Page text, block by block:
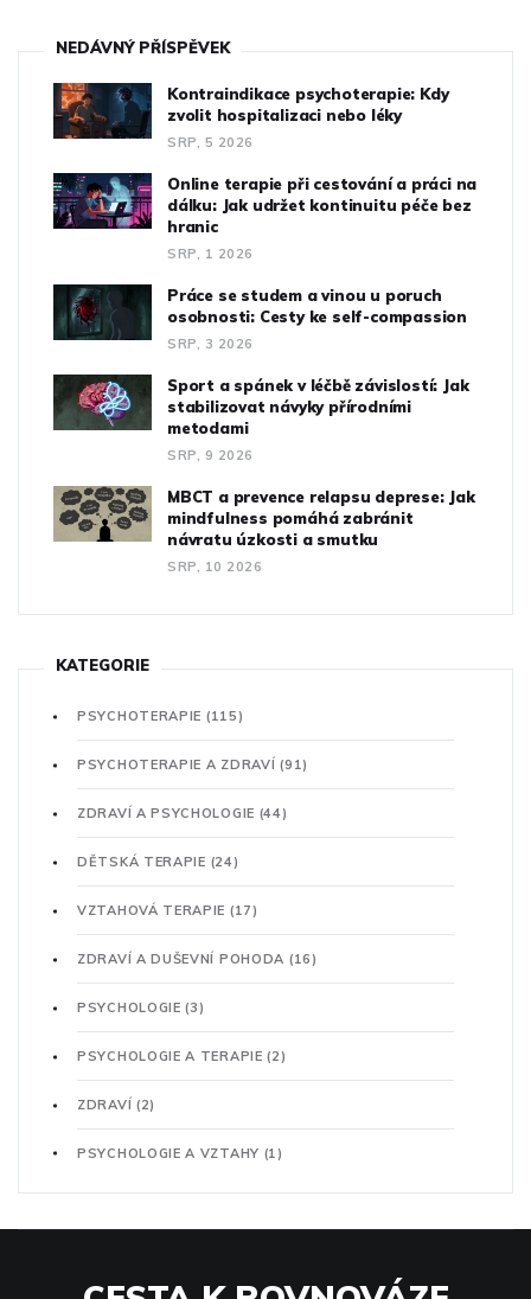
NEDÁVNÝ PŘÍSPĚVEK
Kontraindikace psychoterapie: Kdy
zvolit hospitalizaci nebo léky
SRP, 5 2026
Online terapie při cestování a práci na
dálku: Jak udržet kontinuitu péče bez
hranic
SRP, 1 2026
Práce se studem a vinou u poruch
osobnosti: Cesty ke self-compassion
SRP, 3 2026
Sport a spánek v léčbě závislostí: Jak
stabilizovat návyky přírodními
metodami
SRP, 9 2026
MBCT a prevence relapsu deprese: Jak
mindfulness pomáhá zabránit
návratu úzkosti a smutku
SRP, 10 2026
KATEGORIE
PSYCHOTERAPIE (115)
PSYCHOTERAPIE A ZDRAVÍ(91)
ZDRAVÍ A PSYCHOLOGIE (44)
DĚTSKÁ TERAPIE (24)
VZTAHOVÁ TERAPIE (17)
ZDRAVÍ A DUŠEVNÍ POHODA (16)
PSYCHOLOGIE(3)
PSYCHOLOGIE A TERAPIE(2)
ZDRAVÍ (2)
PSYCHOLOGIE A VZTAHY (1)